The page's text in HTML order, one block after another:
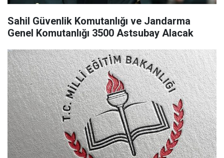
Sahil Güvenlik Komutanlığı ve Jandarma
Genel Komutanlığı 3500 Astsubay Alacak